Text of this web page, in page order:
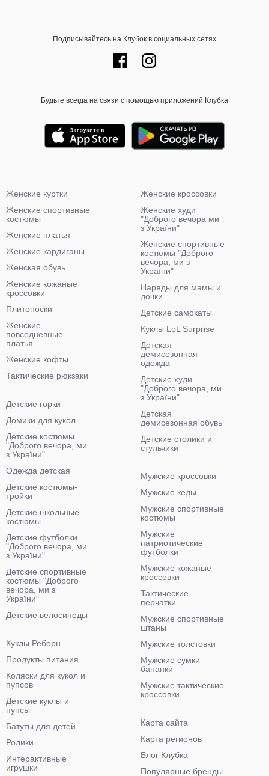
Подписывайтесь на Клубок в социальных сетях
Будьте всегда на связи с помощью приложений Клубка
Женские куртки
Женские спортивные
костюмы
Женские платья
Женские кардиганы
Женская обувь
Женские кожаные
кроссовки
Плитоноски
Женские
повседневные
платья
Женские кофты
Тактические рюкзаки
Женские кроссовки
Женские худи
"Доброго вечора ми
з України"
Женские спортивные
костюмы "Доброго
вечора, ми з
України"
Наряды для мамы и
дочки
Детские самокаты
Куклы LoL Surprise
Детская
демисезонная
одежда
Детские худи
"Доброго вечора, ми
з України"
Детская
демисезонная обувь
Детские столики и
стульчики
Детские горки
Домики для кукол
Детские костюмы
"Доброго вечора, ми
з України"
Одежда детская
Детские костюмы-
тройки
Детские школьные
костюмы
Детские футболки
"Доброго вечора, ми
з України"
Детские спортивные
костюмы "Доброго
вечора, ми з
України"
Детские велосипеды
Мужские кроссовки
Мужские кеды
Мужские спортивные
костюмы
Мужские
патриотические
футболки
Мужские кожаные
кроссовки
Тактические
перчатки
Мужские спортивные
штаны
Мужские толстовки
Мужские сумки
бананки
Мужские тактические
кроссовки
Куклы Реборн
Продукты питания
Коляски для кукол и
пупсов
Детские куклы и
пупсы
Батуты для детей
Ролики
Интерактивные
игрушки
Карта сайта
Карта регионов
Блог Клубка
Популярные бренды